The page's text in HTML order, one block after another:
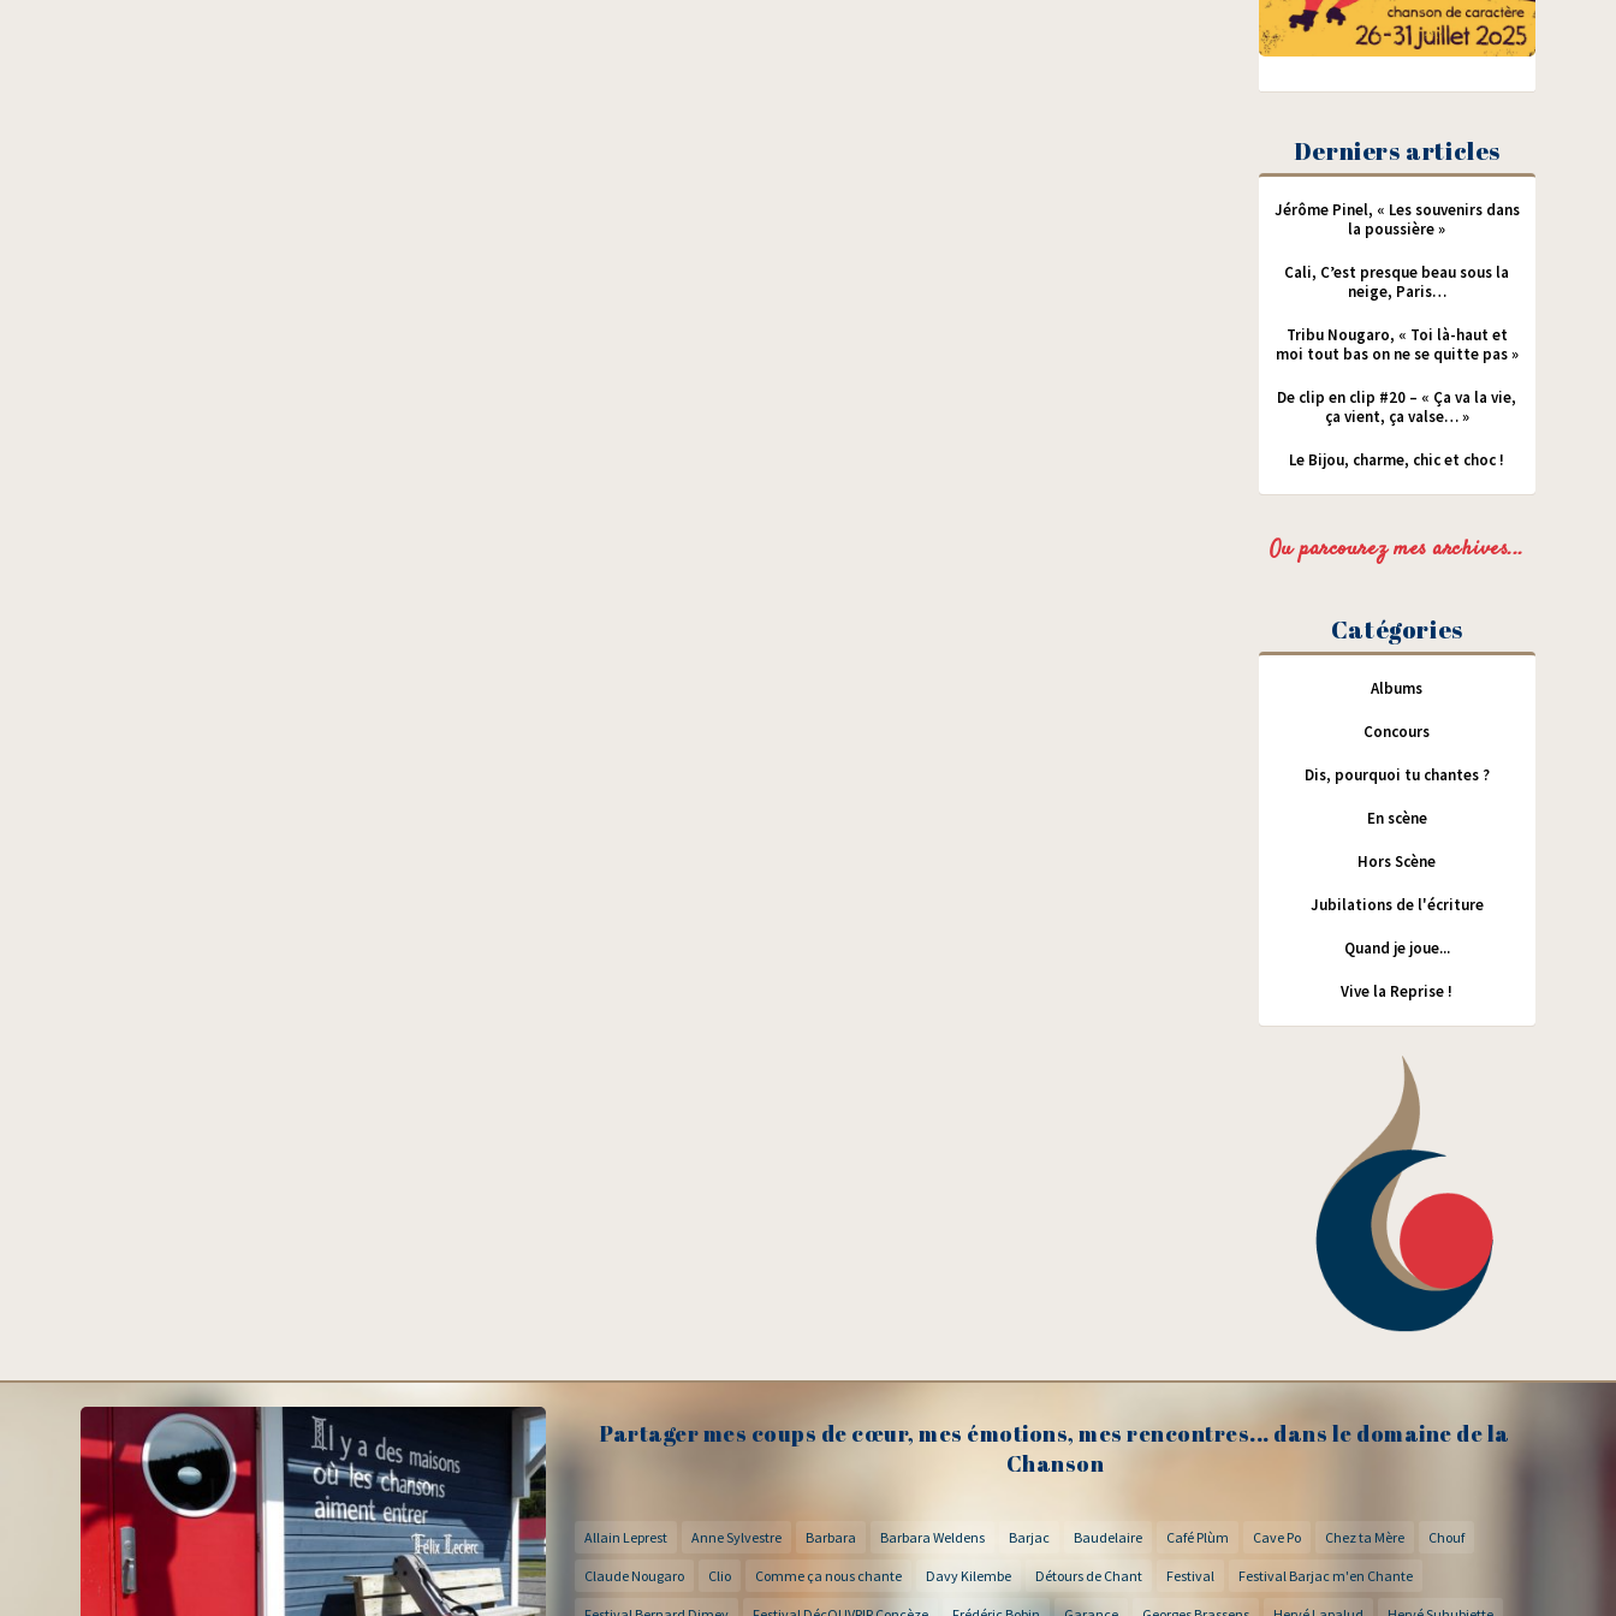
Derniers articles
Jérôme Pinel, « Les souvenirs dans
la poussière »
Cali, C’est presque beau sous la
neige, Paris…
Tribu Nougaro, « Toi là-haut et
moi tout bas on ne se quitte pas »
De clip en clip #20 – « Ça va la vie,
ça vient, ça valse… »
Le Bijou, charme, chic et choc !
Ou parcourez mes archives...
Catégories
Albums
Concours
Dis, pourquoi tu chantes ?
En scène
Hors Scène
Jubilations de l'écriture
Quand je joue...
Vive la Reprise !
Partager mes coups de cœur, mes émotions, mes rencontres... dans le domaine de la
Chanson
Allain Leprest Anne Sylvestre Barbara Barbara Weldens Barjac Baudelaire Café Plùm Cave Po Chez ta Mère Chouf
Claude Nougaro Clio Comme ça nous chante Davy Kilembe Détours de Chant Festival Festival Barjac m'en Chante